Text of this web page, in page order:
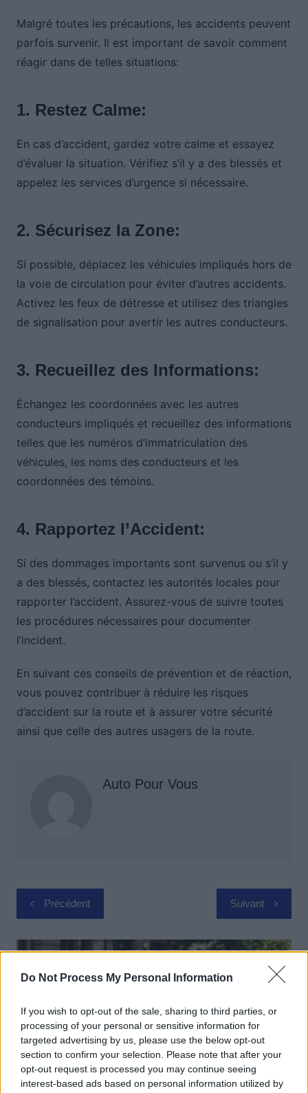
Do Not Process My Personal Information
If you wish to opt-out of the sale, sharing to third parties, or
processing of your personal or sensitive information for
targeted advertising by us, please use the below opt-out
section to confirm your selection. Please note that after your
opt-out request is processed you may continue seeing
interest-based ads based on personal information utilized by
Malgré toutes les précautions, les accidents peuvent
parfois survenir. Il est important de savoir comment
réagir dans de telles situations:
1. Restez Calme:
En cas d’accident, gardez votre calme et essayez
d’évaluer la situation. Vérifiez s’il y a des blessés et
appelez les services d’urgence si nécessaire.
2. Sécurisez la Zone:
Si possible, déplacez les véhicules impliqués hors de
la voie de circulation pour éviter d’autres accidents.
Activez les feux de détresse et utilisez des triangles
de signalisation pour avertir les autres conducteurs.
3. Recueillez des Informations:
Échangez les coordonnées avec les autres
conducteurs impliqués et recueillez des informations
telles que les numéros d’immatriculation des
véhicules, les noms des conducteurs et les
coordonnées des témoins.
4. Rapportez l’Accident:
Si des dommages importants sont survenus ou s’il y
a des blessés, contactez les autorités locales pour
rapporter l’accident. Assurez-vous de suivre toutes
les procédures nécessaires pour documenter
l’incident.
En suivant ces conseils de prévention et de réaction,
vous pouvez contribuer à réduire les risques
d’accident sur la route et à assurer votre sécurité
ainsi que celle des autres usagers de la route.
Auto Pour Vous
Navigation
de
l’article
Précédent Suivant